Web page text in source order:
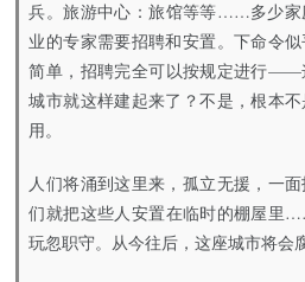
兵。旅游中心：旅馆等等……多少家
业的专家需要招聘和安置。下命令
简单，招聘完全可以按规定进行——
城市就这样建起来了？不是，根本
用。
人们将涌到这里来，孤立无援，一
们就把这些人安置在临时的棚屋里
玩忽职守。从今往后，这座城市将会